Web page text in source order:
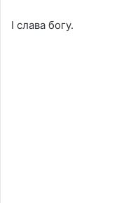
І слава богу.